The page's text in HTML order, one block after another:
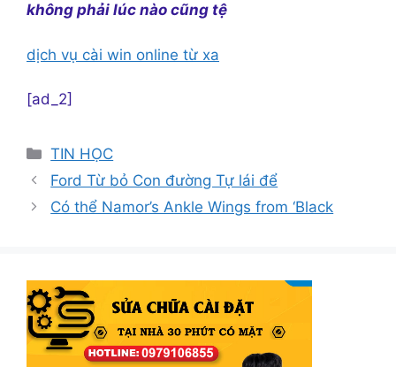
không phải lúc nào cũng tệ
dịch vụ cài win online từ xa
[ad_2]
Danh
mục
TIN HỌC
Ford Từ bỏ Con đường Tự lái để
Có thể Namor’s Ankle Wings from ‘Black